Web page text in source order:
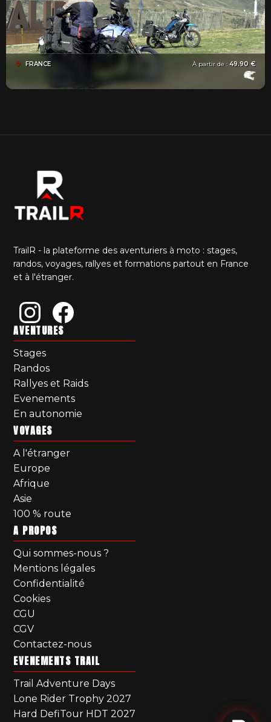
FRANCE À partir de :49.90 €
TrailR - la plateforme des aventuriers à moto : stages,
randos, voyages, rallyes et formations partout en France
et à l'étranger.
AVENTURES
Stages
Randos
Rallyes et Raids
Evenements
En autonomie
VOYAGES
A l'étranger
Europe
Afrique
Asie
100 % route
A PROPOS
Qui sommes-nous ?
Mentions légales
Confidentialité
Cookies
CGU
CGV
Contactez-nous
EVENEMENTS TRAIL
Trail Adventure Days
Lone Rider Trophy 2027
Hard DefiTour HDT 2027